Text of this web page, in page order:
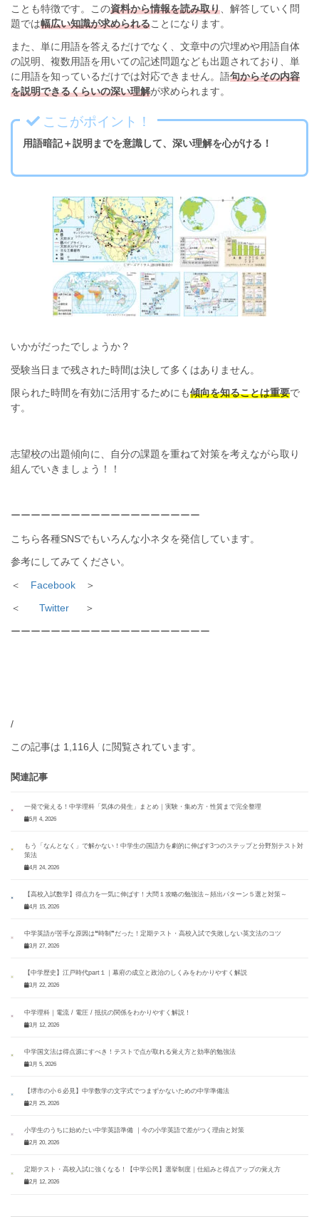
ことも特徴です。この資料から情報を読み取り 、解答していく問
題では幅広い知識が求められることになります。
また、単に用語を答えるだけでなく、文章中の穴埋めや用語自体
の説明、複数用語を用いての記述問題なども出題されており、単
に用語を知っているだけでは対応できません。語句からその内容
を説明できるくらいの深い理解が求められます。
ここがポイント！
用語暗記＋説明までを意識して、深い理解を心がける！
いかがだったでしょうか？
受験当日まで残された時間は決して多くはありません。
限られた時間を有効に活用するためにも傾向を知ることは重要で
す。
志望校の出題傾向に、自分の課題を重ねて対策を考えながら取り
組んでいきましょう！！
ーーーーーーーーーーーーーーーーーーー
こちら各種SNSでもいろんな小ネタを発信しています。
参考にしてみてください。
＜ Facebook ＞
＜ Twitter ＞
ーーーーーーーーーーーーーーーーーーーー
/
この記事は 1,116人 に閲覧されています。
関連記事
一発で覚える！中学理科「気体の発生」まとめ｜実験・集め方・性質まで完全整理
5月 4, 2026
もう「なんとなく」で解かない！中学生の国語力を劇的に伸ばす3つのステップと分野別テスト対
策法
4月 24, 2026
【高校入試数学】得点力を一気に伸ばす！大問１攻略の勉強法～頻出パターン５選と対策～
4月 15, 2026
中学英語が苦手な原因は❝時制❞だった！定期テスト・高校入試で失敗しない英文法のコツ
3月 27, 2026
【中学歴史】江戸時代part１｜幕府の成立と政治のしくみをわかりやすく解説
3月 22, 2026
中学理科｜電流 / 電圧 / 抵抗の関係をわかりやすく解説！
3月 12, 2026
中学国文法は得点源にすべき！テストで点が取れる覚え方と効率的勉強法
3月 5, 2026
【堺市の小６必見】中学数学の文字式でつまずかないための中学準備法
2月 25, 2026
小学生のうちに始めたい中学英語準備 ｜今の小学英語で差がつく理由と対策
2月 20, 2026
定期テスト・高校入試に強くなる！【中学公民】選挙制度｜仕組みと得点アップの覚え方
2月 12, 2026